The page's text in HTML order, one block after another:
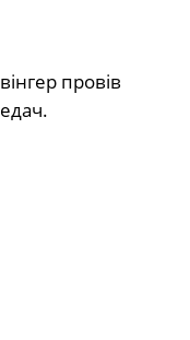
провів